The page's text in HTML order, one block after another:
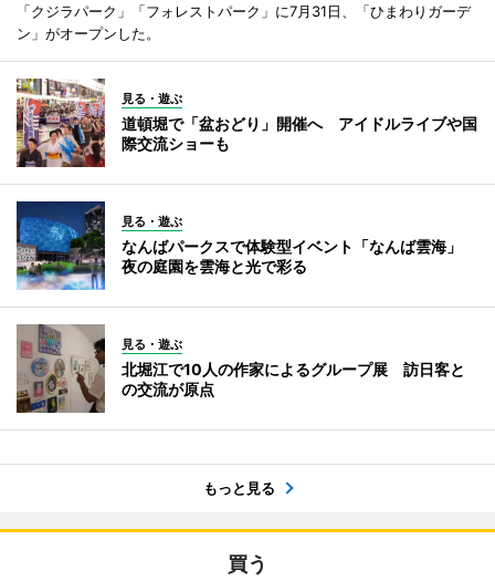
「クジラパーク」「フォレストパーク」に7月31日、「ひまわりガーデ
ン」がオープンした。
見る・遊ぶ
道頓堀で「盆おどり」開催へ アイドルライブや国
際交流ショーも
見る・遊ぶ
なんばパークスで体験型イベント「なんば雲海」
夜の庭園を雲海と光で彩る
見る・遊ぶ
北堀江で10人の作家によるグループ展 訪日客と
の交流が原点
もっと見る
買う